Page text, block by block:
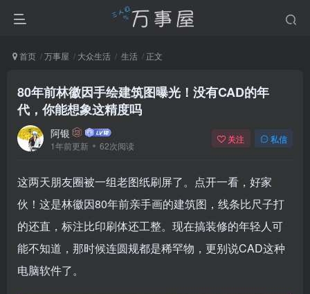
首页 万事屋 大众生活 生活 正文
80年前林徽因手绘建筑图曝光！没有CAD的年
代，你能想象这精度吗
阿银
1年前更新 62次阅读
关注 私信
这两天朋友圈被一组老图纸刷屏了。点开一看，好家
伙！这是林徽因80年前亲手画的建筑图，线条比尺子打
的还直，标注比印刷体还工整。现在搞装修的年轻人可
能不知道，那时候连圆规都是稀罕物，更别说CAD这种
电脑软件了。